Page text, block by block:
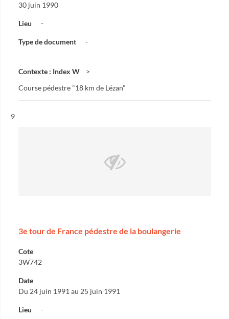
30 juin 1990
Lieu -
Type de document -
Contexte : Index W
Course pédestre "18 km de Lézan"
Résultat n°
9
3e tour de France pédestre de la boulangerie
Cote
3W742
Date
Du 24 juin 1991 au 25 juin 1991
Lieu -